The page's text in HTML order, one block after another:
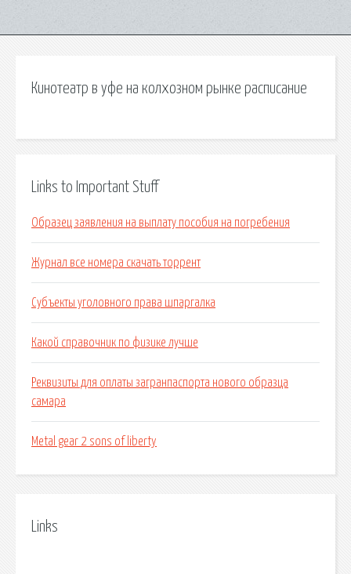
Кинотеатр в уфе на колхозном рынке расписание
Links to Important Stuff
Образец заявления на выплату пособия на погребения
Журнал все номера скачать торрент
Субъекты уголовного права шпаргалка
Какой справочник по физике лучше
Реквизиты для оплаты загранпаспорта нового образца
самара
Metal gear 2 sons of liberty
Links